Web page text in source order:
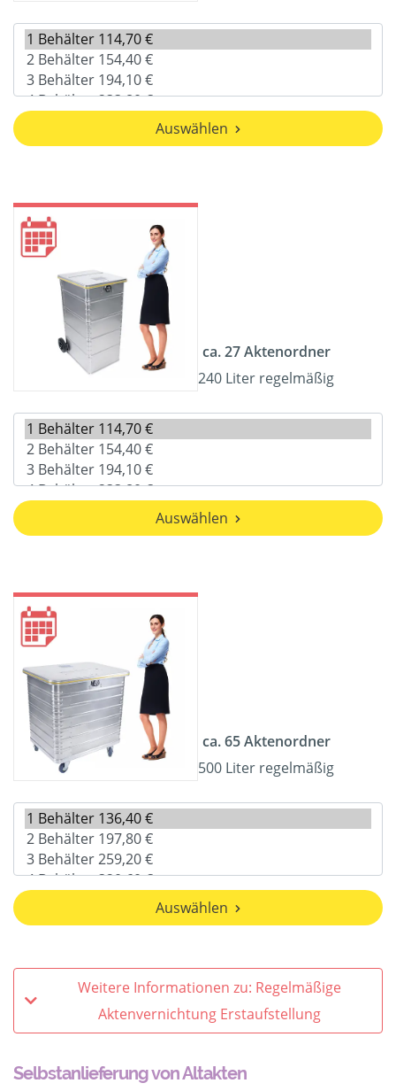
Auswählen
ca. 27 Aktenordner
240 Liter regelmäßig
Auswählen
ca. 65 Aktenordner
500 Liter regelmäßig
Auswählen
Weitere Informationen zu: Regelmäßige
Aktenvernichtung Erstaufstellung
Selbstanlieferung von Altakten